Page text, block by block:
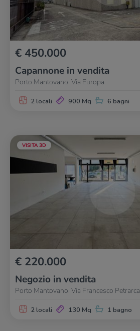
€ 450.000
Capannone in vendita
Porto Mantovano, Via Europa
2 locali 900 Mq 6 bagni
VISITA 3D
€ 220.000
Negozio in vendita
Porto Mantovano, Via Francesco Petrarca
2 locali 130 Mq 1 bagno